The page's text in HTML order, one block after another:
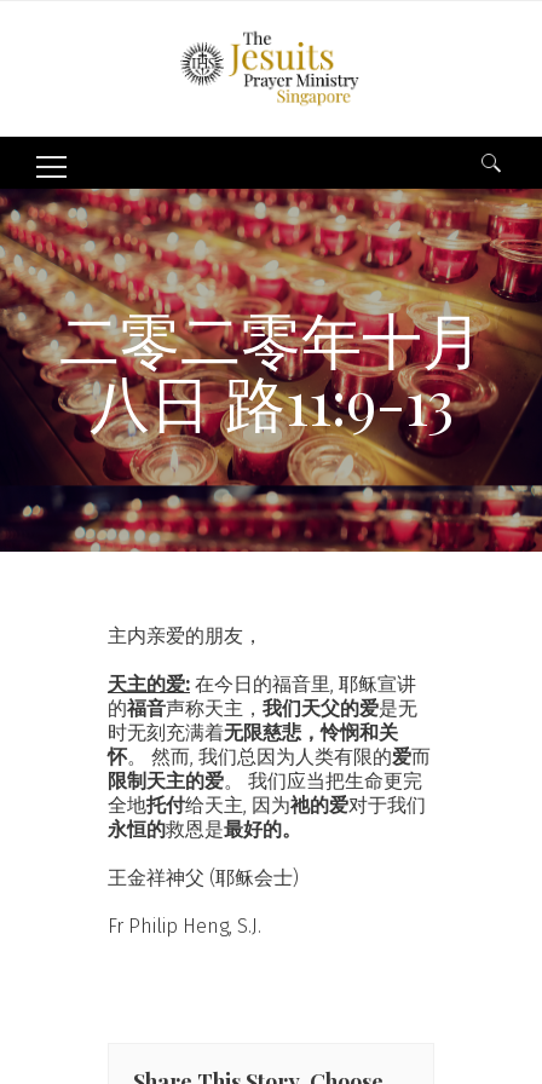
Search
for:
二零二零年十月
八日 路11:9-13
主内亲爱的朋友，
天主的爱: 在今日的福音里, 耶稣宣讲
的福音声称天主， 我们天父的爱是无
时无刻充满着无限慈悲，怜悯和关
怀。 然而, 我们总因为人类有限的爱而
限制天主的爱。 我们应当把生命更完
全地托付给天主, 因为祂的爱对于我们
永恒的救恩是最好的。
王金祥神父 (耶稣会士)
Fr Philip Heng, S.J.